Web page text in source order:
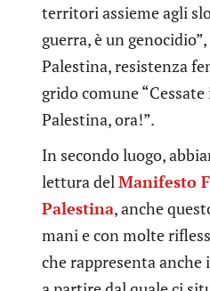
territori assieme agli
guerra, è un
Palestina, resistenza
grido comune
Palestina, ora!”.
In secondo luogo,
lettura delManifesto
Palestina, anche
mani e con molte
che rappresenta